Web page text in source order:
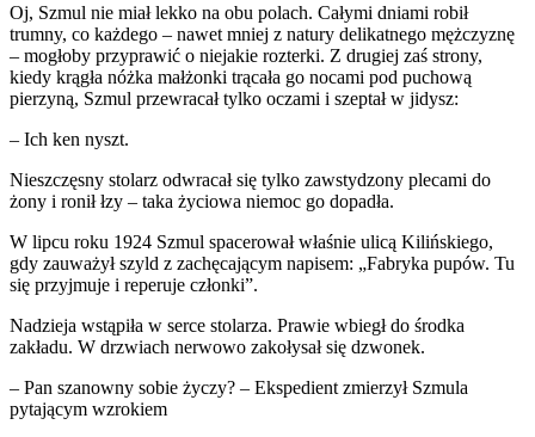
Oj, Szmul nie miał lekko na obu polach. Całymi dniami robił
trumny, co każdego – nawet mniej z natury delikatnego mężczyznę
– mogłoby przyprawić o niejakie rozterki. Z drugiej zaś strony,
kiedy krągła nóżka małżonki trącała go nocami pod puchową
pierzyną, Szmul przewracał tylko oczami i szeptał w jidysz:
– Ich ken nyszt.
Nieszczęsny stolarz odwracał się tylko zawstydzony plecami do
żony i ronił łzy – taka życiowa niemoc go dopadła.
W lipcu roku 1924 Szmul spacerował właśnie ulicą Kilińskiego,
gdy zauważył szyld z zachęcającym napisem: „Fabryka pupów. Tu
się przyjmuje i reperuje członki”.
Nadzieja wstąpiła w serce stolarza. Prawie wbiegł do środka
zakładu. W drzwiach nerwowo zakołysał się dzwonek.
– Pan szanowny sobie życzy? – Ekspedient zmierzył Szmula
pytającym wzrokiem